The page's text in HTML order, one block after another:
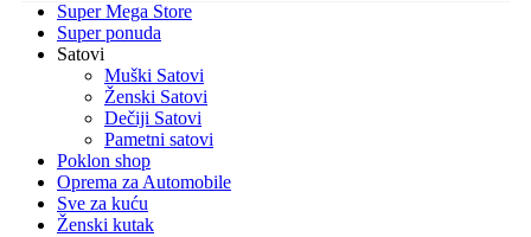
Super Mega Store
Super ponuda
Satovi
Muški Satovi
Ženski Satovi
Dečiji Satovi
Pametni satovi
Poklon shop
Oprema za Automobile
Sve za kuću
Ženski kutak